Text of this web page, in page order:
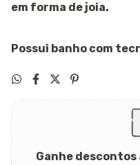
em forma de joia.
Possui banho com
Ganhe